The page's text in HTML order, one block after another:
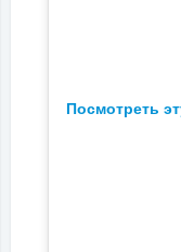
Посмотреть